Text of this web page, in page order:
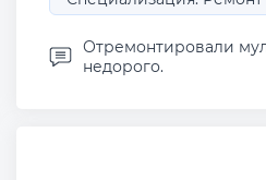
Отремонтировали
недорого.